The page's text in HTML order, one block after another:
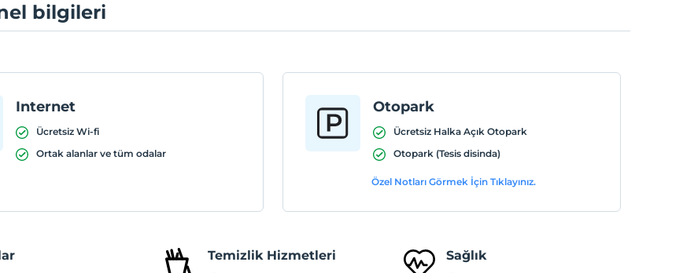
bilgileri
Internet
Ücretsiz Wi-fi
Ortak alanlar ve tüm odalar
Otopark
Ücretsiz Halka Açık Otopark
Otopark (Tesis disinda)
Özel Notları Görmek İçin Tıklayınız.
Temizlik Hizmetleri Sağlık